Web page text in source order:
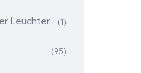
Leuchter (1)
(95)